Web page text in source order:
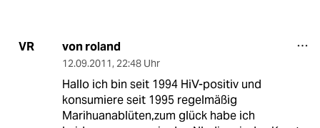
VR von roland
12.09.2011, 22:48 Uhr
Hallo ich bin seit 1994 HiV-positiv und
konsumiere seit 1995 regelmäßig
Marihuanablüten,zum glück habe ich